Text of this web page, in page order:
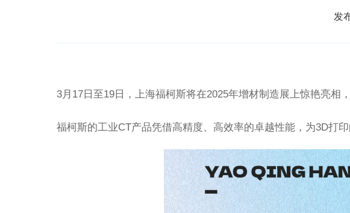
发
3月 17 日至19 日，上海福柯斯将在2025年增材制造展上惊艳亮相
福柯斯的工业CT产品凭借高精度、高效率的卓越性能，为3D打